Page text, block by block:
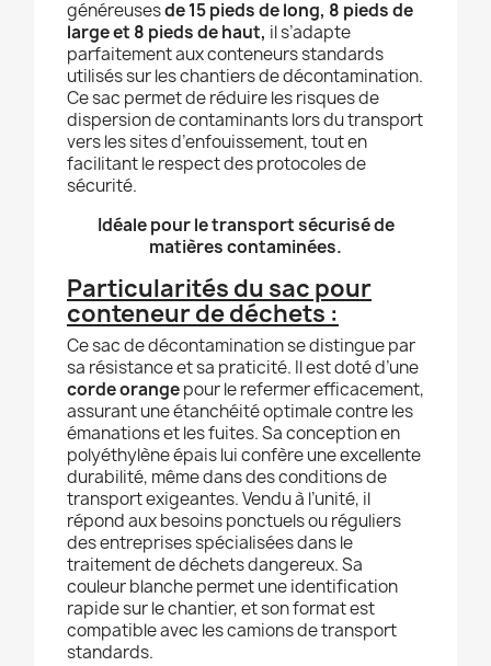
généreusesde 15 pieds de long, 8 pieds de
large et 8 pieds de haut, il s’adapte
parfaitement aux conteneurs standards
utilisés sur les chantiers de décontamination.
Ce sac permet de réduire les risques de
dispersion de contaminants lors du transport
vers les sites d’enfouissement, tout en
facilitant le respect des protocoles de
sécurité.
Idéale pour le transport sécurisé de
matières contaminées.
Particularités du sac pour
conteneur de déchets :
Ce sac de décontamination se distingue par
sa résistance et sa praticité. Il est doté d’une
corde orangepour le refermer efficacement,
assurant une étanchéité optimale contre les
émanations et les fuites. Sa conception en
polyéthylène épais lui confère une excellente
durabilité, même dans des conditions de
transport exigeantes. Vendu à l’unité, il
répond aux besoins ponctuels ou réguliers
des entreprises spécialisées dans le
traitement de déchets dangereux. Sa
couleur blanche permet une identification
rapide sur le chantier, et son format est
compatible avec les camions de transport
standards.